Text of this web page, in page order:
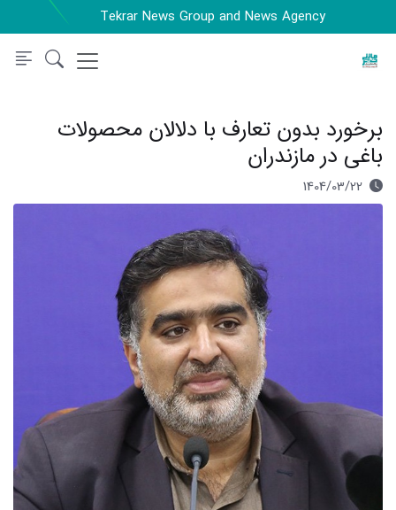
Tekrar News Group and News Agency
برخورد بدون تعارف با دلالان محصولات
باغی در مازندران
1404/03/22